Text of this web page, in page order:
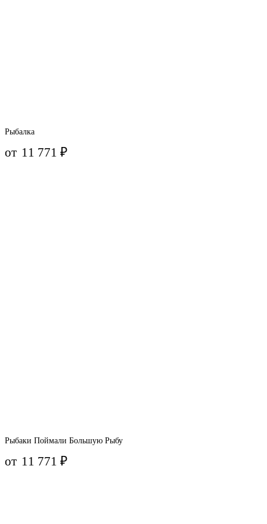
Рыбалка
от 11 771₽
Рыбаки Поймали Большую Рыбу
от 11 771₽